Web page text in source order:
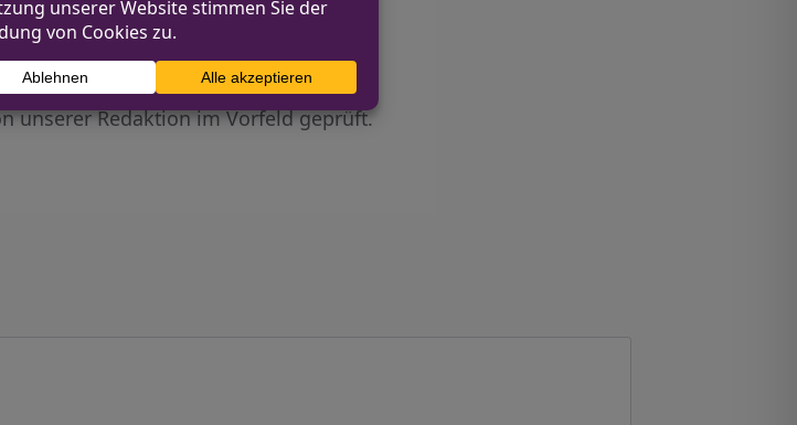
mit!
ohne Anmeldezwang!
unserer Redaktion im Vorfeld geprüft.